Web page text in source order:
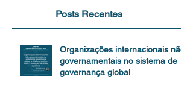
Posts Recentes
Organizações internacionais não-
governamentais no sistema de
governança global